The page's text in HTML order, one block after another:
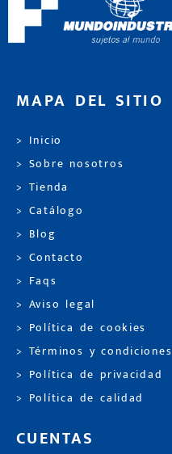
MAPA DEL SITIO
> Inicio
> Sobre nosotros
> Tienda
> Catálogo
> Blog
> Contacto
> Faqs
> Aviso legal
> Política de cookies
> Términos y condiciones
> Política de privacidad
> Política de calidad
CUENTAS